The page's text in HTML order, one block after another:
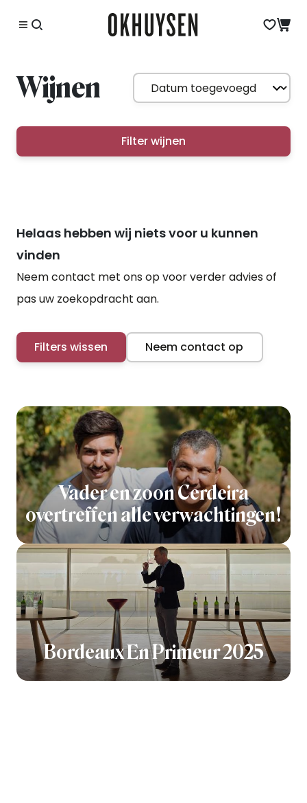
Wijnen
Filter wijnen
Helaas hebben wij niets voor u kunnen
vinden
Neem contact met ons op voor verder advies of
pas uw zoekopdracht aan.
Filters wissen Neem contact op
Vader en zoon Cerdeira
overtreffen alle verwachtingen!
Bordeaux En Primeur 2025